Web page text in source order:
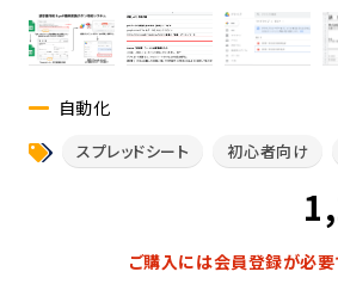
自動化
スプレッドシート 初心者向け
ご購入には会員登録が必要